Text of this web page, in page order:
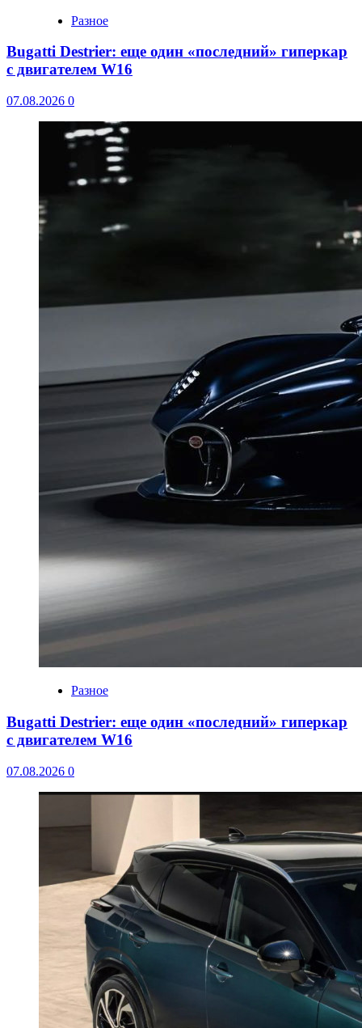
Разное
Bugatti Destrier: еще один «последний» гиперкар
с двигателем W16
07.08.2026 0
Разное
Bugatti Destrier: еще один «последний» гиперкар
с двигателем W16
07.08.2026 0